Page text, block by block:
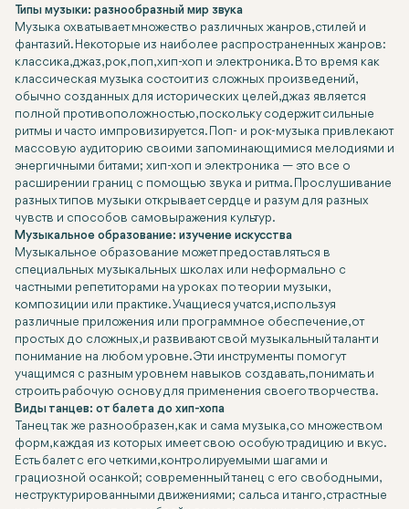
Типы музыки: разнообразный мир звука
Музыка охватывает множество различных жанров, стилей и
фантазий. Некоторые из наиболее распространенных жанров:
классика, джаз, рок, поп, хип-хоп и электроника. В то время как
классическая музыка состоит из сложных произведений,
обычно созданных для исторических целей, джаз является
полной противоположностью, поскольку содержит сильные
ритмы и часто импровизируется. Поп- и рок-музыка привлекают
массовую аудиторию своими запоминающимися мелодиями и
энергичными битами; хип-хоп и электроника — это все о
расширении границ с помощью звука и ритма. Прослушивание
разных типов музыки открывает сердце и разум для разных
чувств и способов самовыражения культур.
Музыкальное образование: изучение искусства
Музыкальное образование может предоставляться в
специальных музыкальных школах или неформально с
частными репетиторами на уроках по теории музыки,
композиции или практике. Учащиеся учатся, используя
различные приложения или программное обеспечение, от
простых до сложных, и развивают свой музыкальный талант и
понимание на любом уровне. Эти инструменты помогут
учащимся с разным уровнем навыков создавать, понимать и
строить рабочую основу для применения своего творчества.
Виды танцев: от балета до хип-хопа
Танец так же разнообразен, как и сама музыка, со множеством
форм, каждая из которых имеет свою особую традицию и вкус.
Есть балет с его четкими, контролируемыми шагами и
грациозной осанкой; современный танец с его свободными,
неструктурированными движениями; сальса и танго, страстные